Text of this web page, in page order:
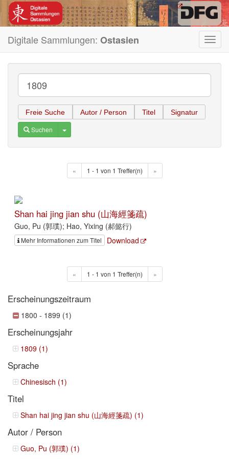
Digitale Sammlungen: Ostasien
Freie Suche Autor / Person Titel Signatur
Suchen Toggle Dropdown
« 1 - 1 von 1 Treffer(n) »
Shan hai jing jian shu (山海經箋疏)
Guo, Pu (郭璞); Hao, Yixing (郝懿行)
Mehr Informationen zum Titel Download
« 1 - 1 von 1 Treffer(n) »
Erscheinungszeitraum
1800 - 1899 (1)
Erscheinungsjahr
1809 (1)
Sprache
Chinesisch (1)
Titel
Shan hai jing jian shu (山海經箋疏) (1)
Autor / Person
Guo, Pu (郭璞) (1)